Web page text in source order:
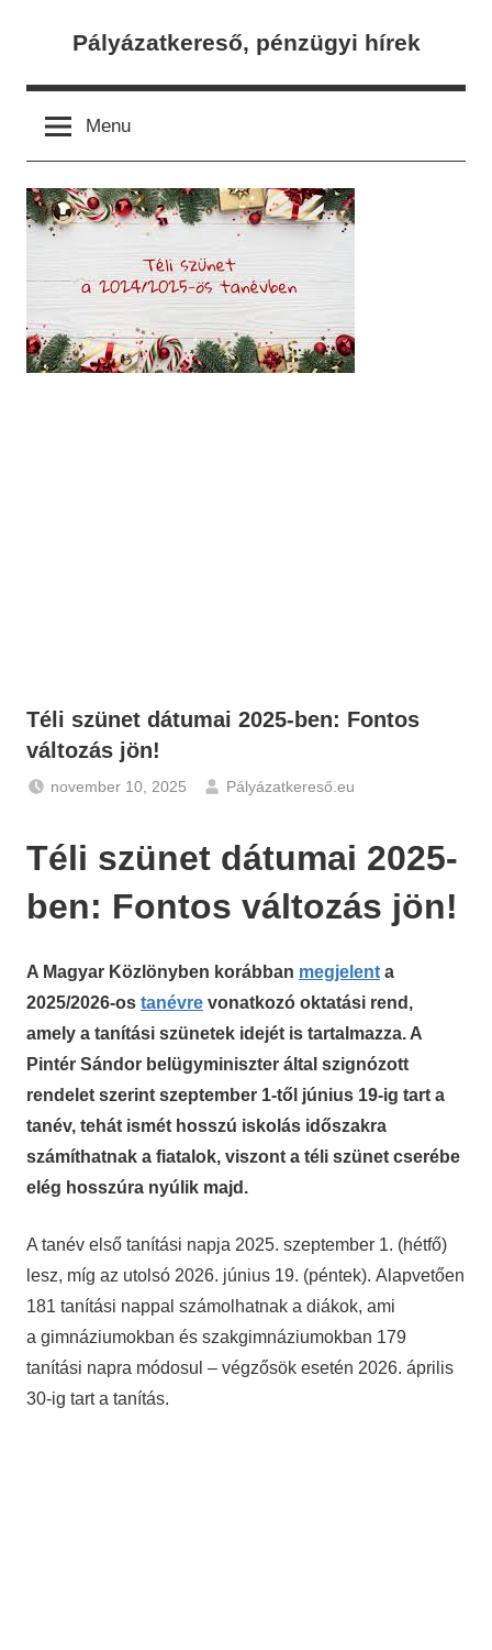
Pályázatkereső, pénzügyi hírek
Menu
Téli szünet dátumai 2025-ben: Fontos
változás jön!
november 10, 2025
Pályázatkereső.eu
Téli szünet dátumai 2025-
ben: Fontos változás jön!
A Magyar Közlönyben korábban megjelent a
2025/2026-os tanévre vonatkozó oktatási rend,
amely a tanítási szünetek idejét is tartalmazza. A
Pintér Sándor belügyminiszter által szignózott
rendelet szerint szeptember 1-től június 19-ig tart a
tanév, tehát ismét hosszú iskolás időszakra
számíthatnak a fiatalok, viszont a téli szünet cserébe
elég hosszúra nyúlik majd.
A tanév első tanítási napja 2025. szeptember 1. (hétfő)
lesz, míg az utolsó 2026. június 19. (péntek). Alapvetően
181 tanítási nappal számolhatnak a diákok, ami
a gimnáziumokban és szakgimnáziumokban 179
tanítási napra módosul – végzősök esetén 2026. április
30-ig tart a tanítás.